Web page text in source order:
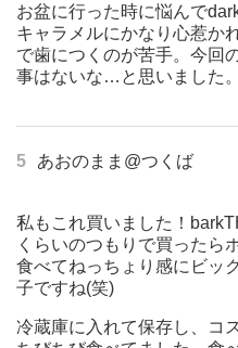
お盆に行った時に悩んで
キャラメルにかなり心惹か
で歯につくのが苦手。今回
事はないな…と思いました。
5 あおのまま@つくば
私もこれ買いました！
くらいのつもりで買ったら
食べてねっちょり感にビッ
子ですね(笑)
冷蔵庫に入れて保存し、コ